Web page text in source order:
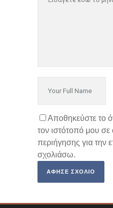
Αποθηκεύστε το
τον ιστότοπό μου
περιήγησης για
σχολιάσω.